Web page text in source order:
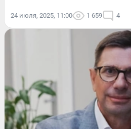
24 июля, 2025, 11:00 1 659 4